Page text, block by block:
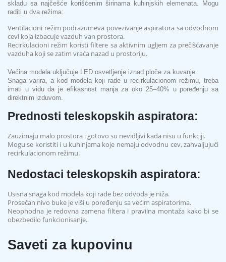
skladu sa najčešće korišćenim širinama kuhinjskih elemenata. Mogu
raditi u dva režima:
Ventilacioni režim podrazumeva povezivanje aspiratora sa odvodnom
cevi koja izbacuje vazduh van prostora.
Recirkulacioni režim koristi filtere sa aktivnim ugljem za prečišćavanje
vazduha koji se zatim vraća nazad u prostoriju.
Većina modela uključuje LED osvetljenje iznad ploče za kuvanje.
Snaga varira, a kod modela koji rade u recirkulacionom režimu, treba
imati u vidu da je efikasnost manja za oko 25–40% u poređenju sa
direktnim izduvom.
Prednosti teleskopskih aspiratora:
Zauzimaju malo prostora i gotovo su nevidljivi kada nisu u funkciji.
Mogu se koristiti i u kuhinjama koje nemaju odvodnu cev, zahvaljujući
recirkulacionom režimu.
Nedostaci teleskopskih aspiratora:
Usisna snaga kod modela koji rade bez odvoda je niža.
Prosečan nivo buke je viši u poređenju sa većim aspiratorima.
Neophodna je redovna zamena filtera i pravilna montaža kako bi se
obezbedilo funkcionisanje.
Saveti za kupovinu